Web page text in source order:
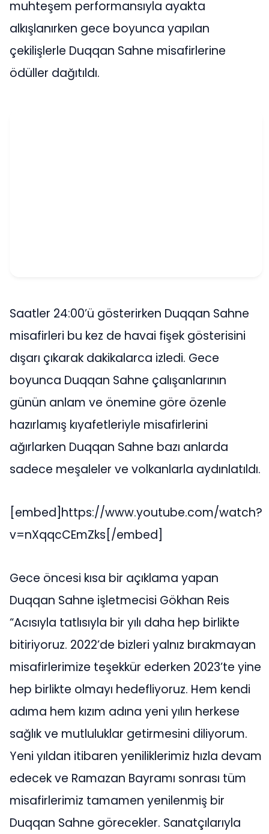
muhteşem performansıyla ayakta
alkışlanırken gece boyunca yapılan
çekilişlerle Duqqan Sahne misafirlerine
ödüller dağıtıldı.
Saatler 24:00’ü gösterirken Duqqan Sahne
misafirleri bu kez de havai fişek gösterisini
dışarı çıkarak dakikalarca izledi. Gece
boyunca Duqqan Sahne çalışanlarının
günün anlam ve önemine göre özenle
hazırlamış kıyafetleriyle misafirlerini
ağırlarken Duqqan Sahne bazı anlarda
sadece meşaleler ve volkanlarla aydınlatıldı.
[embed]https://www.youtube.com/watch?
v=nXqqcCEmZks[/embed]
Gece öncesi kısa bir açıklama yapan
Duqqan Sahne işletmecisi Gökhan Reis
“Acısıyla tatlısıyla bir yılı daha hep birlikte
bitiriyoruz. 2022’de bizleri yalnız bırakmayan
misafirlerimize teşekkür ederken 2023’te yine
hep birlikte olmayı hedefliyoruz. Hem kendi
adıma hem kızım adına yeni yılın herkese
sağlık ve mutluluklar getirmesini diliyorum.
Yeni yıldan itibaren yeniliklerimiz hızla devam
edecek ve Ramazan Bayramı sonrası tüm
misafirlerimiz tamamen yenilenmiş bir
Duqqan Sahne görecekler. Sanatçılarıyla